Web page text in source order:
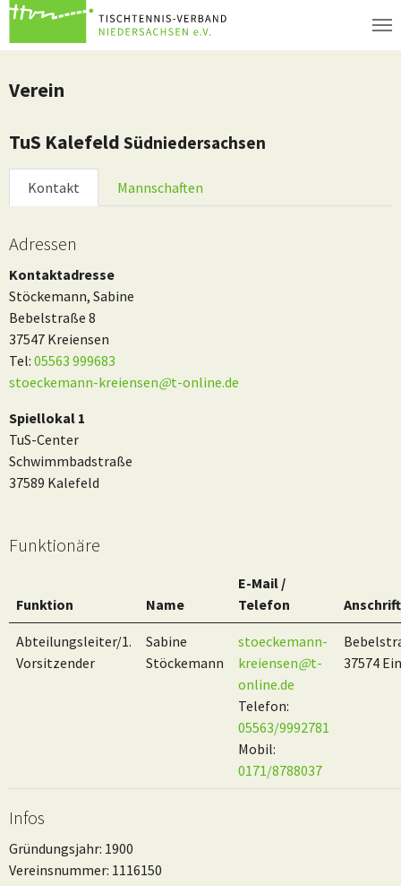
Zum Hauptinhalt springen
Verein
TuS Kalefeld Südniedersachsen
Kontakt Mannschaften
Adressen
Kontaktadresse
Stöckemann, Sabine
Bebelstraße 8
37547 Kreiensen
Tel: 05563 999683
stoeckemann-kreiensen@t-online.de
Spiellokal 1
TuS-Center
Schwimmbadstraße
37589 Kalefeld
Funktionäre
Funktion Name
E-Mail /
Telefon
Anschrift
Abteilungsleiter/1.
Vorsitzender
Sabine
Stöckemann
stoeckemann-
kreiensen@t-
online.de
Telefon:
05563/9992781
Mobil:
0171/8788037
37574
Infos
Gründungsjahr: 1900
Vereinsnummer: 1116150